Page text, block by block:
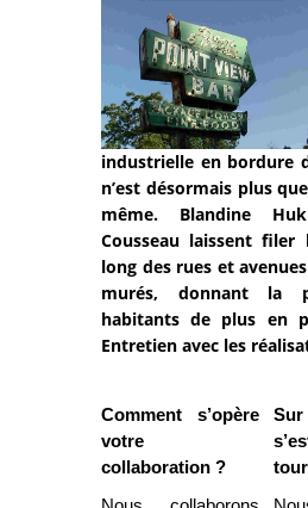
industrielle en bordure
n’est désormais plus
même. Blandine
Cousseau laissent filer
long des rues et
murés, donnant la
habitants de plus en
Entretien avec les
Comment s’opère
votre
collaboration ?